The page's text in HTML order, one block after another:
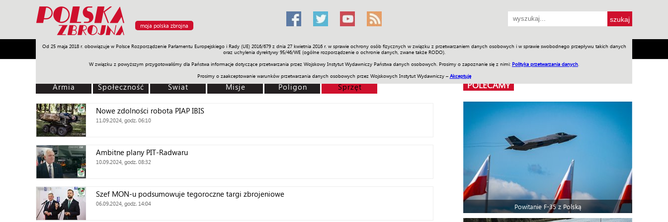
moja polska zbrojna
Od 25 maja 2018 r. obowiązuje w Polsce Rozporządzenie Parlamentu Europejskiego i Rady (UE) 2016/679 z dnia 27 kwietnia 2016 r. w sprawie ochrony osób fizycznych w związku z przetwarzaniem danych osobowych i w sprawie swobodnego przepływu takich danych
oraz uchylenia dyrektywy 95/46/WE (ogólne rozporządzenie o ochronie danych, zwane także RODO).
W związku z powyższym przygotowaliśmy dla Państwa informacje dotyczące przetwarzania przez Wojskowy Instytut Wydawniczy Państwa danych osobowych. Prosimy o zapoznanie się z nimi: Polityka przetwarzania danych
Prosimy o zaakceptowanie warunków przetwarzania danych osobowych przez Wojskowych Instytut Wydawniczy – Akceptuję
Armia Poligon Sprzęt Misje Polityka Prawo Świat Społeczność Sport Historia Galerie Wideo ENGLISH SKLEP Jednodniówki Praca w WIW
Armia Społeczność Świat Misje Poligon Sprzęt
Nowe zdolności robota PIAP IBIS
11.09.2024, godz. 06:10
Ambitne plany PIT-Radwaru
10.09.2024, godz. 08:32
Szef MON-u podsumowuje tegoroczne targi zbrojeniowe
06.09.2024, godz. 14:04
POLECAMY
Powitanie F-35 z Polską